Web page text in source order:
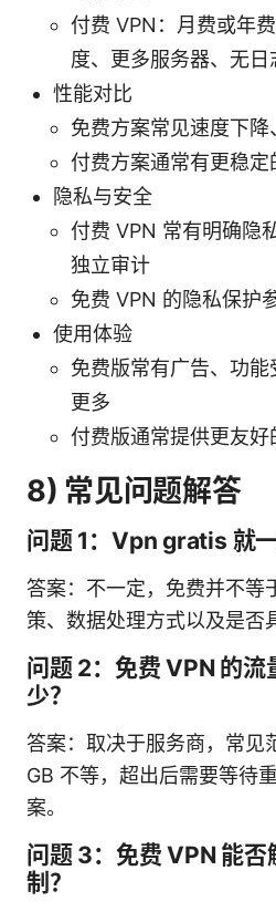
付费 VPN：月费或年
度、更多服务器、无
性能对比
免费方案常见速度下降
付费方案通常有更稳
隐私与安全
付费 VPN 常有明确隐
独立审计
免费 VPN 的隐私保护
使用体验
免费版常有广告、功
更多
付费版通常提供更友
8) 常见问题解答
问题 1：Vpn gratis 就一
答案：不一定，免费并不等
策、数据处理方式以及是否
问题 2：免费 VPN 的流
少？
答案：取决于服务商，常见
GB 不等，超出后需要等待
案。
问题 3：免费 VPN 能
制？